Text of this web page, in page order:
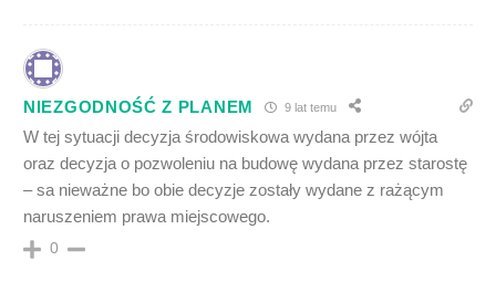
NIEZGODNOŚĆ Z PLANEM 9 lat temu
W tej sytuacji decyzja środowiskowa wydana przez wójta
oraz decyzja o pozwoleniu na budowę wydana przez starostę
– sa nieważne bo obie decyzje zostały wydane z rażącym
naruszeniem prawa miejscowego.
0